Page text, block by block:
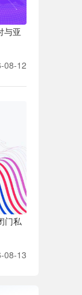
与亚
08-12
门私
08-13